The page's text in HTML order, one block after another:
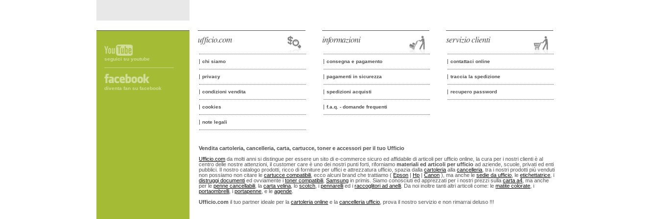
seguici su youtube
diventa fan su facebook
servizio clienti
contattaci online
traccia la spedizione
recupero password
informazioni
consegna e pagamento
pagamenti in sicurezza
spedizioni acquisti
f.a.q. - domande frequenti
ufficio.com
chi siamo
privacy
condizioni vendita
cookies
note legali
Vendita cartoleria, cancelleria, carta, cartucce, toner e accessori per il tuo Ufficio
Ufficio.com da molti anni si distingue per essere un sito di e-commerce sicuro ed affidabile di articoli per ufficio online, la cura per i nostri clienti è al
centro delle nostre attenzioni, il customer care è uno dei nostri punti forti, riforniamomateriali ed articoli per ufficio ad aziende, scuole, privati ed enti
pubblici. Il nostro catalogo prodotti, ricco di forniture per uffici e attrezzatura ufficio, spazia dallacartoleria allacancelleria , tra i nostri prodotti più venduti
non possiamo non citare lecartucce compatibili , ecco alcuni brand che trattiamo (Epson |Hp |Canon ), ma anche lesedie da ufficio , leetichettatrice , i
distruggi documenti ed ovviamente itoner compatibili ,Samsung in primis. Siamo conosciuti ed apprezzati per i nostri prezzi sullacarta a4 , ma anche
per lepenne cancellabili , lacarta velina , loscotch , ipennarelli ed iraccoglitori ad anelli . Da noi inoltre tanti altri articoli come: lematite colorate , i
portaombrelli , iportapenne , e leagende
Ufficio.com il tuo partner ideale per lacartoleria online e lacancelleria ufficio , prova il nostro servizio e non rimarrai deluso !!!